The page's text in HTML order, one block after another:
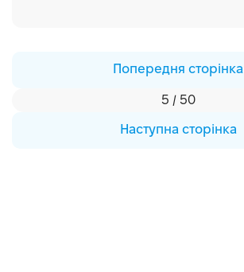
Попередня сторінка
5 / 50
Наступна сторінка